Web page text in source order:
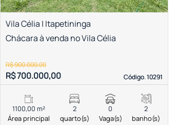
Vila Célia | Itapetininga
Código. 10291
Código. 10291
Chácara à venda no Vila Célia
R$ 900.000,00
R$ 700.000,00
1100,00 m²
Área principal
2
quarto(s)
0
Vaga(s)
2
banho(s)